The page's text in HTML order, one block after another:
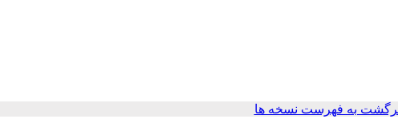
به فهرست نسخه ها